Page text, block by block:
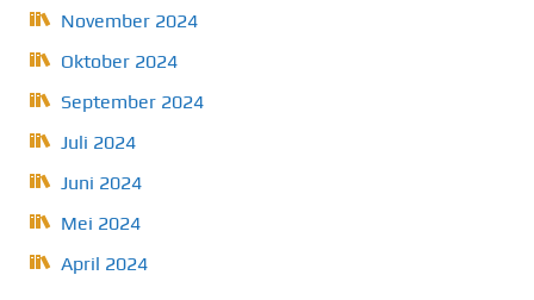
November 2024
Oktober 2024
September 2024
Juli 2024
Juni 2024
Mei 2024
April 2024